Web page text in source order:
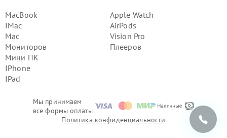
Мы принимаем
все формы оплаты
MacBook
IMac
Mac
Мониторов
Мини ПК
IPhone
IPad
Apple Watch
AirPods
Vision Pro
Плееров
Восстановление после попадания
влаги airpods Apple в г.
Волгоград
Восстановление после попадания
влаги airpods Apple в г.
Самара
Восстановление после попадания
влаги airpods Apple в г.
Восстановление после попадания
влаги airpods Apple в г.
влаги airpods Apple в г.
Восстановление после попадания
влаги airpods Apple в г.Челябинск
Восстановление после попадания
Политика конфиденциальности